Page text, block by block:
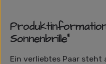
Sonnenbrille"
Ein verliebtes Paar steht